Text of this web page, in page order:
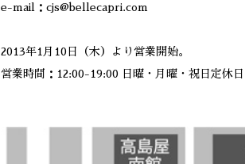
e-mail：cjs@bellecapri.com
2013年1月10日（木）より営業開始。
営業時間：12:00-19:00 日曜・月曜・祝日定休日